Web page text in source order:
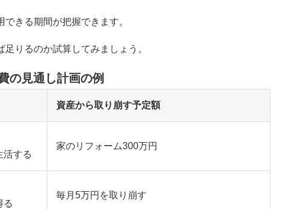
きる期間が把握できます。
りるのか試算してみましょう。
の見通し計画の例
資産から取り崩す予定額
活する
家のリフォーム300万円
る
毎月5万円を取り崩す